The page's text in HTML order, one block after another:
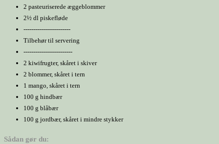
2 pasteuriserede æggeblommer
2½ dl piskefløde
------------------------
Tilbehør til servering
-------------------------
2 kiwifrugter, skåret i skiver
2 blommer, skåret i tern
1 mango, skåret i tern
100 g hindbær
100 g blåbær
100 g jordbær, skåret i mindre stykker
Sådan gør du: